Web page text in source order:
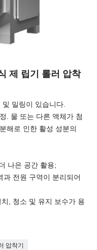
제 립기 롤러 압착
밀링이 있습니다.
. 물 또는 다른 액체가 첨
해로 인한 활성 성분의
나은 공간 활용;
과 전원 구역이 분리되어
, 청소 및 유지 보수가 용
압착기